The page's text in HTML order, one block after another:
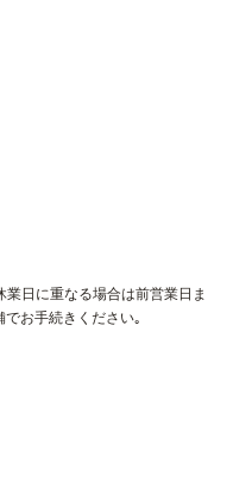
日に重なる場合は前営業日ま
お手続きください｡